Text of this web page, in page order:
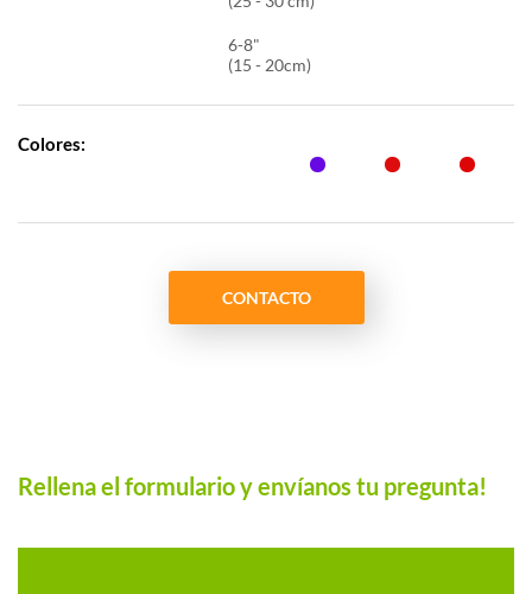
6-8"
(15 - 20cm)
Colores:
CONTACTO
Rellena el formulario y envíanos tu pregunta!